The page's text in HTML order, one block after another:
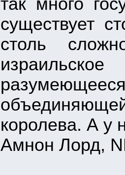
так много
существует
столь
королева. А у
Амнон Лорд,